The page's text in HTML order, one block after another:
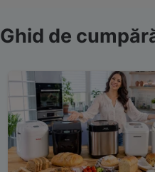
Ghid de